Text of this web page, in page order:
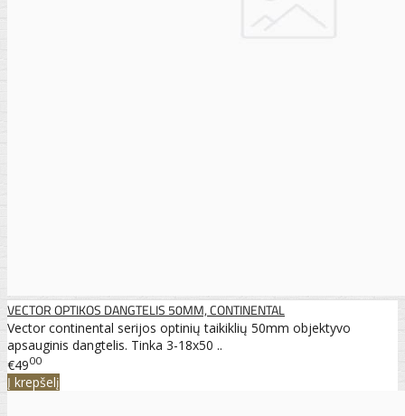
VECTOR OPTIKOS DANGTELIS 50MM, CONTINENTAL
Vector continental serijos optinių taikiklių 50mm objektyvo
apsauginis dangtelis. Tinka 3-18x50 ..
€4900
Į krepšelį